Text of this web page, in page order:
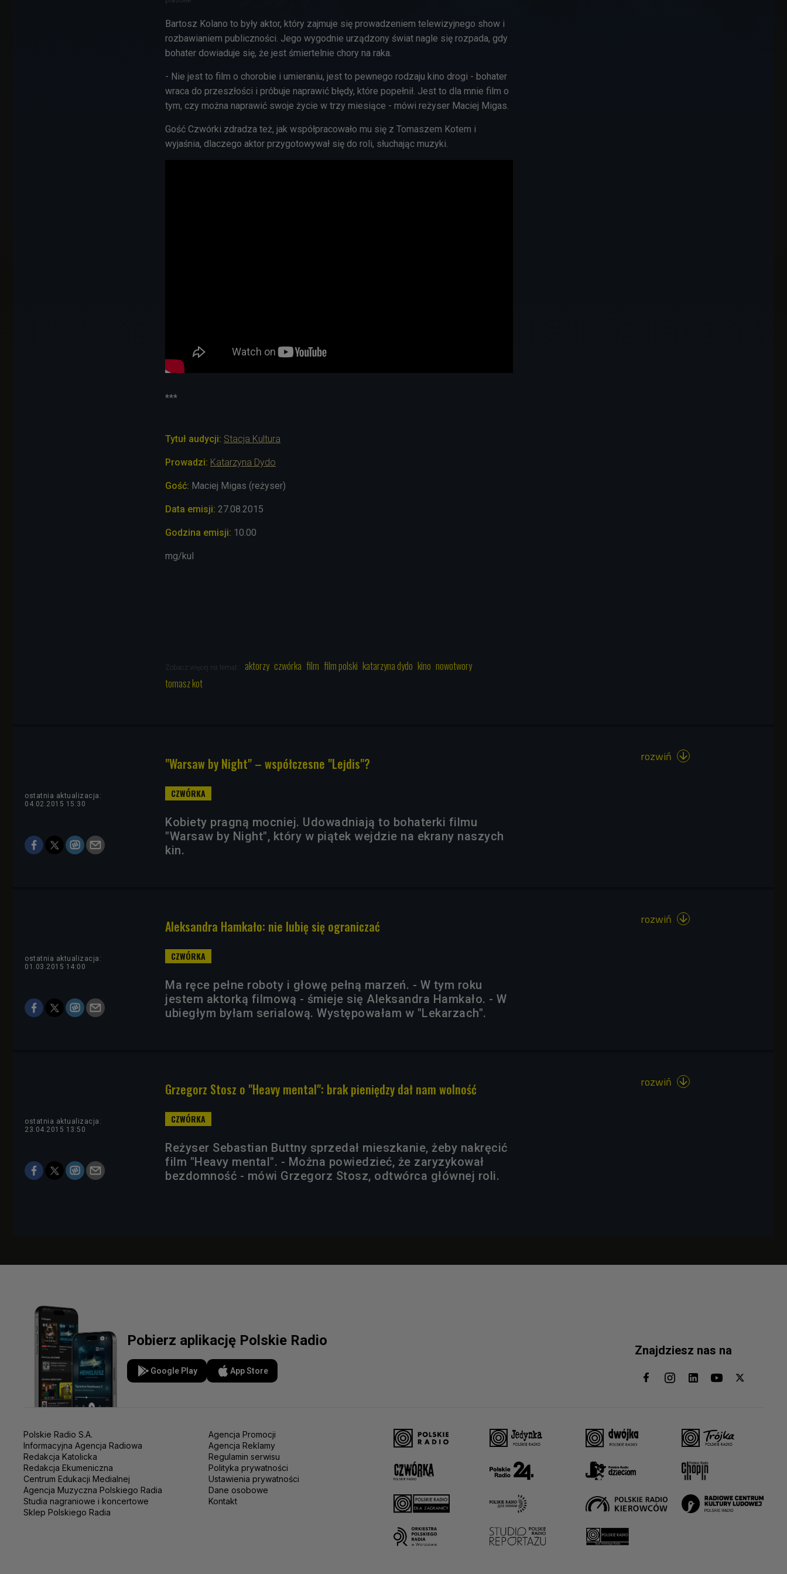
Bartosz Kolano to były aktor, który zajmuje się prowadzeniem telewizyjnego show i
rozbawianiem publiczności. Jego wygodnie urządzony świat nagle się rozpada, gdy
bohater dowiaduje się, że jest śmiertelnie chory na raka.
- Nie jest to film o chorobie i umieraniu, jest to pewnego rodzaju kino drogi - bohater
wraca do przeszłości i próbuje naprawić błędy, które popełnił. Jest to dla mnie film o
tym, czy można naprawić swoje życie w trzy miesiące - mówi reżyser Maciej Migas.
Gość Czwórki zdradza też, jak współpracowało mu się z Tomaszem Kotem i
wyjaśnia, dlaczego aktor przygotowywał się do roli, słuchając muzyki.
***
Tytuł audycji: Stacja Kultura
Prowadzi: Katarzyna Dydo
Gość: Maciej Migas (reżyser)
Data emisji: 27.08.2015
Godzina emisji: 10.00
mg/kul
Zobacz więcej na temat: aktorzy czwórka film film polski katarzyna dydo kino nowotwory
tomasz kot
"Warsaw by Night" – współczesne "Lejdis"?
ostatnia aktualizacja:
04.02.2015 15:30
Kobiety pragną mocniej. Udowadniają to bohaterki filmu
"Warsaw by Night", który w piątek wejdzie na ekrany naszych
kin.
rozwiń 
Aleksandra Hamkało: nie lubię się ograniczać
ostatnia aktualizacja:
01.03.2015 14:00
Ma ręce pełne roboty i głowę pełną marzeń. - W tym roku
jestem aktorką filmową - śmieje się Aleksandra Hamkało. - W
ubiegłym byłam serialową. Występowałam w "Lekarzach".
rozwiń 
Grzegorz Stosz o "Heavy mental": brak pieniędzy dał nam wolność
ostatnia aktualizacja:
23.04.2015 13:50
Reżyser Sebastian Buttny sprzedał mieszkanie, żeby nakręcić
film "Heavy mental". - Można powiedzieć, że zaryzykował
bezdomność - mówi Grzegorz Stosz, odtwórca głównej roli.
rozwiń 
Pobierz aplikację Polskie Radio
Google Play App Store
Znajdziesz nas na
Polskie Radio S.A.
Informacyjna Agencja Radiowa
Redakcja Katolicka
Redakcja Ekumeniczna
Centrum Edukacji Medialnej
Agencja Muzyczna Polskiego Radia
Studia nagraniowe i koncertowe
Sklep Polskiego Radia
Agencja Promocji
Agencja Reklamy
Regulamin serwisu
Polityka prywatności
Ustawienia prywatności
Dane osobowe
Kontakt